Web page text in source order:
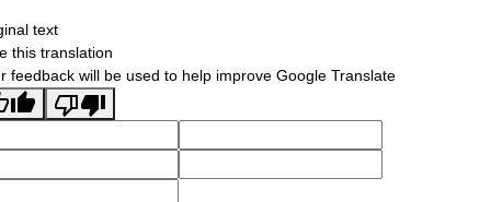
text
this translation
feedback will be used to help improve Google Translate